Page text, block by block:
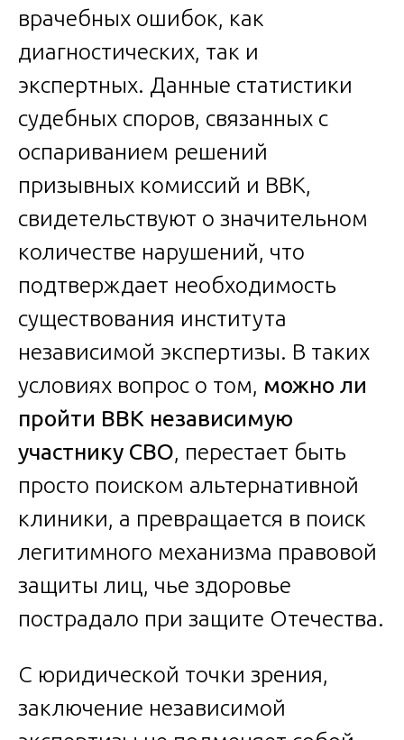
врачебных ошибок, как
диагностических, так и
экспертных. Данные статистики
судебных споров, связанных с
оспариванием решений
призывных комиссий и ВВК,
свидетельствуют о значительном
количестве нарушений, что
подтверждает необходимость
существования института
независимой экспертизы. В таких
условиях вопрос о том, можно ли
пройти ВВК независимую
участнику СВО, перестает быть
просто поиском альтернативной
клиники, а превращается в поиск
легитимного механизма правовой
защиты лиц, чье здоровье
пострадало при защите Отечества.
С юридической точки зрения,
заключение независимой